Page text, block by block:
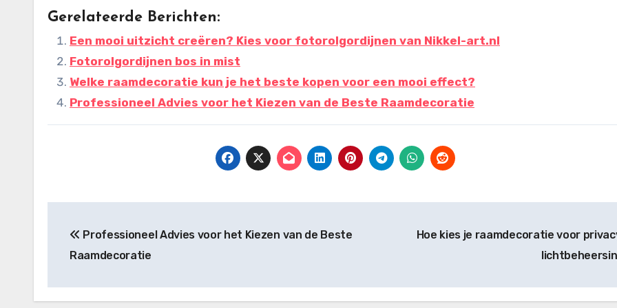
Gerelateerde Berichten:
Een mooi uitzicht creëren? Kies voor fotorolgordijnen van Nikkel-art.nl
Fotorolgordijnen bos in mist
Welke raamdecoratie kun je het beste kopen voor een mooi effect?
Professioneel Advies voor het Kiezen van de Beste Raamdecoratie
navigatie
Professioneel Advies voor het Kiezen van de Beste
Raamdecoratie
Hoe kies je raamdecoratie voor